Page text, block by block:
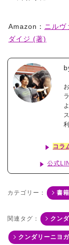
Amazon： ニルヴ
ダイジ (著)
コラ
公式
カテゴリー： 書
関連タグ： クン
クンダリーニヨ